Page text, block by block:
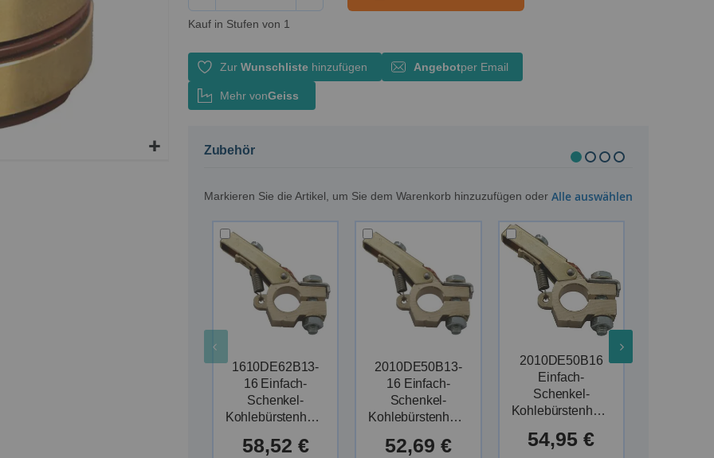
Kauf in Stufen von 1
Zur Wunschlistehinzufügen Angebotper Email
Mehr vonGeiss
Zubehör
Markieren Sie die Artikel, um Sie dem Warenkorb hinzuzufügen oder Alle auswählen
1610DE62B13-
16 Einfach-
Schenkel-
Kohlebürstenhalter
58,52 €
2010DE50B13-
16 Einfach-
Schenkel-
Kohlebürstenhalter
52,69 €
2010DE50B16
Einfach-
Schenkel-
Kohlebürstenhalter
54,95 €